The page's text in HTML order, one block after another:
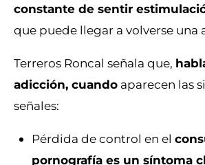
constante de sentir
que puede llegar a volverse una
Terreros Roncal señala que,
adicción, cuando aparecen las
señales:
Pérdida de control en el
pornografía es un síntoma